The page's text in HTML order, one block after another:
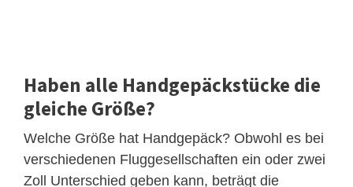
Haben alle Handgepäckstücke die
gleiche Größe?
Welche Größe hat Handgepäck? Obwohl es bei
verschiedenen Fluggesellschaften ein oder zwei
Zoll Unterschied geben kann, beträgt die